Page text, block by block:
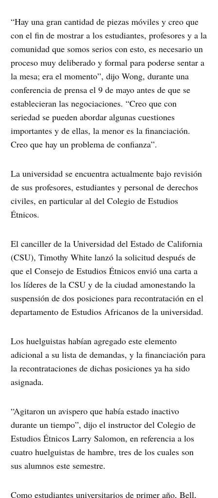
“Hay una gran cantidad de piezas móviles y creo que
con el fin de mostrar a los estudiantes, profesores y a la
comunidad que somos serios con esto, es necesario un
proceso muy deliberado y formal para poderse sentar a
la mesa; era el momento”, dijo Wong, durante una
conferencia de prensa el 9 de mayo antes de que se
establecieran las negociaciones. “Creo que con
seriedad se pueden abordar algunas cuestiones
importantes y de ellas, la menor es la financiación.
Creo que hay un problema de confianza”.
La universidad se encuentra actualmente bajo revisión
de sus profesores, estudiantes y personal de derechos
civiles, en particular al del Colegio de Estudios
Étnicos.
El canciller de la Universidad del Estado de California
(CSU), Timothy White lanzó la solicitud después de
que el Consejo de Estudios Étnicos envió una carta a
los líderes de la CSU y de la ciudad amonestando la
suspensión de dos posiciones para recontratación en el
departamento de Estudios Africanos de la universidad.
Los huelguistas habían agregado este elemento
adicional a su lista de demandas, y la financiación para
la recontrataciones de dichas posiciones ya ha sido
asignada.
“Agitaron un avispero que había estado inactivo
durante un tiempo”, dijo el instructor del Colegio de
Estudios Étnicos Larry Salomon, en referencia a los
cuatro huelguistas de hambre, tres de los cuales son
sus alumnos este semestre.
Como estudiantes universitarios de primer año, Bell,